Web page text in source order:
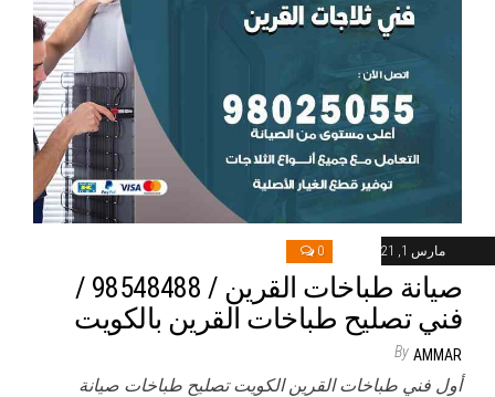
مارس 1, 2021 0
صيانة طباخات القرين / 98548488 /
فني تصليح طباخات القرين بالكويت
By AMMAR
أول فني طباخات القرين الكويت تصليح طباخات صيانة